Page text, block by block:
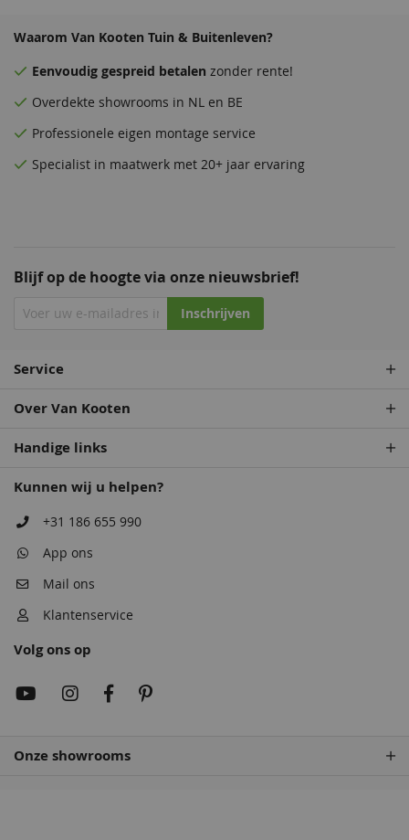
Blijf op de hoogte via onze nieuwsbrief!
Inschrijven
Waarom Van Kooten Tuin & Buitenleven?
Eenvoudig gespreid betalen zonder rente!
Overdekte showrooms in NL en BE
Professionele eigen montage service
Specialist in maatwerk met 20+ jaar ervaring
Service
Over Van Kooten
Handige links
Kunnen wij u helpen?
+31 186 655 990
App ons
Mail ons
Klantenservice
Volg ons op
Onze showrooms